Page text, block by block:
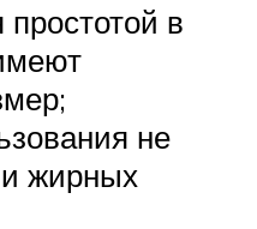
в
не
и жирных